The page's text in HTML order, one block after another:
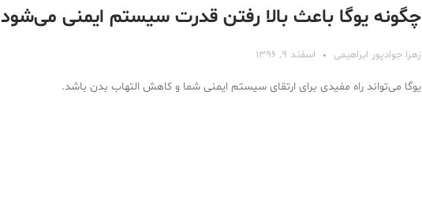
چگونه یوگا باعث بالا رفتن قدرت سیستم ایمنی می‌شود
زهرا جوادپور ابراهیمی اسفند ۹, ۱۳۹۶
یوگا می‌تواند راه مفیدی برای ارتقای سیستم ایمنی شما و کاهش التهاب بدن باشد.